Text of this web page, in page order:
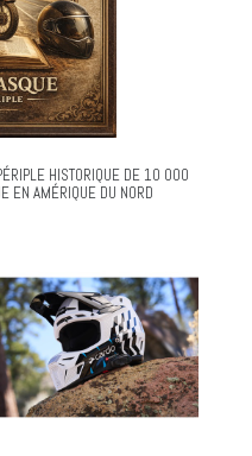
HISTORIQUE DE 10 000
EN AMÉRIQUE DU NORD